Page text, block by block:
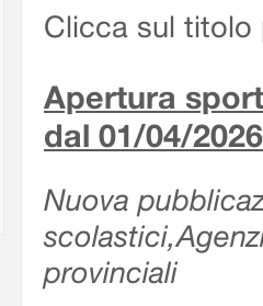
Clicca sul titolo
Apertura
dal 01/04/2026
Nuova
provinciali